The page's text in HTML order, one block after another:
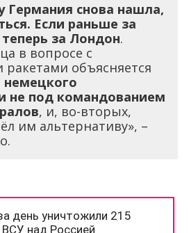
Германия снова нашла,
Если раньше за
за Лондон.
в вопросе с
объясняется
немецкого
не под командованием
, и, во-вторых,
им альтернативу», –